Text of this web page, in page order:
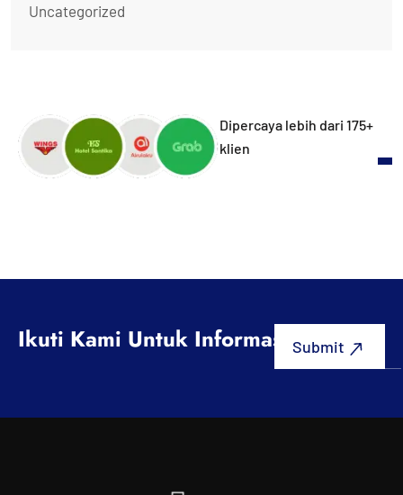
Uncategorized
Dipercaya lebih dari 175+
klien
Ikuti Kami Untuk Informasi Terbaru